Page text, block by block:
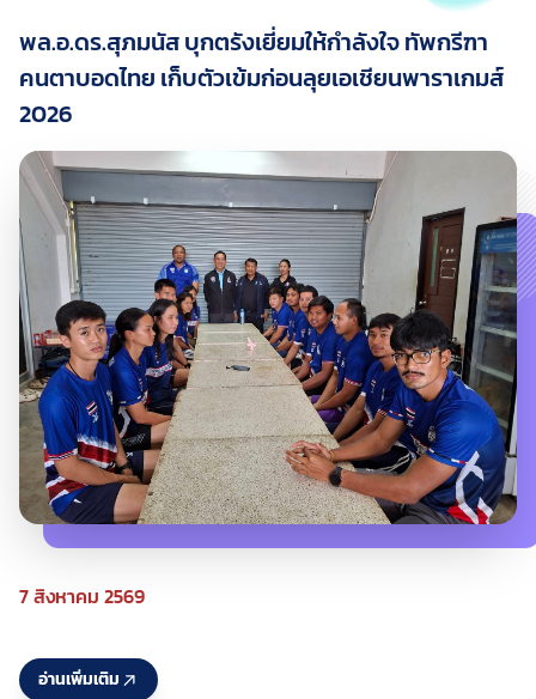
พล.อ.ดร.สุภมนัส บุกตรังเยี่ยมให้กำลังใจ ทัพกรีฑา
คนตาบอดไทย เก็บตัวเข้มก่อนลุยเอเชียนพาราเกมส์
2026
7 สิงหาคม 2569
อ่านเพิ่มเติม